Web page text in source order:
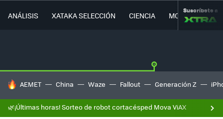
ANÁLISIS XATAKA SELECCIÓN CIENCIA MOVILIDAD
Suscríbete a
HOY SE HABLA DE
AEMET China Waze Fallout Generación Z
🌿¡Últimas horas! Sorteo de robot cortacésped Mova ViAX